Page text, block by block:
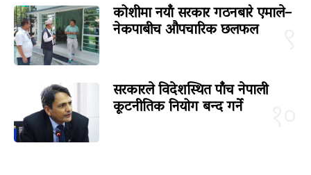
कोशीमा नयाँ सरकार गठनबारे एमाले–
नेकपाबीच औपचारिक छलफल
सरकारले विदेशस्थित पाँच नेपाली
कूटनीतिक नियोग बन्द गर्ने